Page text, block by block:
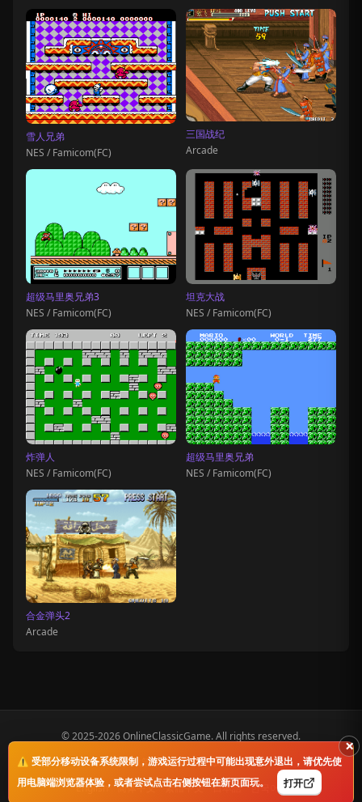
雪人兄弟
NES / Famicom(FC)
三国战纪
Arcade
超级马里奥兄弟3
NES / Famicom(FC)
坦克大战
NES / Famicom(FC)
炸弹人
NES / Famicom(FC)
超级马里奥兄弟
NES / Famicom(FC)
合金弹头2
Arcade
×
⚠️ 受部分移动设备系统限制，游戏运行过程中可能出现意外退出，请优先使
用电脑端浏览器体验，或者尝试点击右侧按钮在新页面玩。
打开
© 2025-2026 OnlineClassicGame. All rights reserved.
隐私政策|免责声明|版权声明
English
简体中文 繁體中文 日本語 한국어